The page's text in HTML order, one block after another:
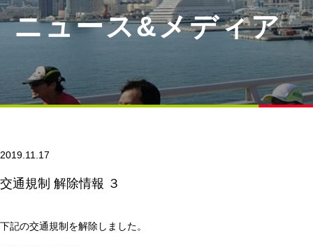
ニュース&メディア
2019.11.17
交通規制 解除情報 ３
下記の交通規制を解除しました。